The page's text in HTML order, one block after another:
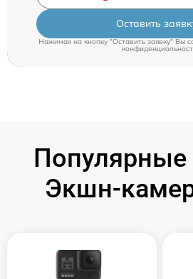
Оставить
Нажимая на кнопку "Оставить заявку" Вы
Экшн-